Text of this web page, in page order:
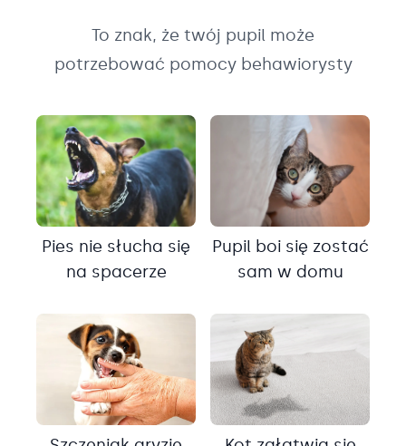
To znak, że twój pupil może
potrzebować pomocy behawiorysty
Pies nie słucha się
na spacerze
Pupil boi się zostać
sam w domu